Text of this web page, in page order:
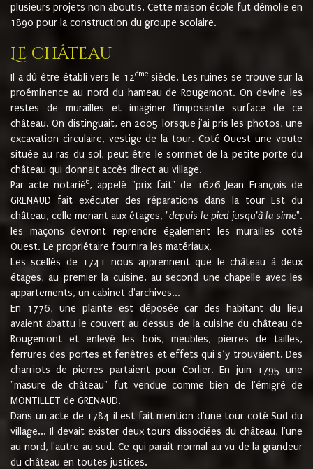
plusieurs projets non aboutis. Cette maison école fut démolie en
1890 pour la construction du groupe scolaire.
Le château
Il a dû être établi vers le 12èmesiècle. Les ruines se trouve sur la
proéminence au nord du hameau de Rougemont. On devine les
restes de murailles et imaginer l'imposante surface de ce
château. On distinguait, en 2005 lorsque j'ai pris les photos, une
excavation circulaire, vestige de la tour. Coté Ouest une voute
située au ras du sol, peut être le sommet de la petite porte du
château qui donnait accès direct au village.
Par acte notarié6, appelé "prix fait" de 1626 Jean François de
GRENAUD fait exécuter des réparations dans la tour Est du
château, celle menant aux étages, "depuis le pied jusqu'à la sime".
les maçons devront reprendre également les murailles coté
Ouest. Le propriétaire fournira les matériaux.
Les scellés de 1741 nous apprennent que le château à deux
étages, au premier la cuisine, au second une chapelle avec les
appartements, un cabinet d'archives...
En 1776, une plainte est déposée car des habitant du lieu
avaient abattu le couvert au dessus de la cuisine du château de
Rougemont et enlevé les bois, meubles, pierres de tailles,
ferrures des portes et fenêtres et effets qui s’y trouvaient. Des
charriots de pierres partaient pour Corlier. En juin 1795 une
"masure de château" fut vendue comme bien de l'émigré de
MONTILLET de GRENAUD.
Dans un acte de 1784 il est fait mention d'une tour coté Sud du
village... Il devait exister deux tours dissociées du château, l'une
au nord, l'autre au sud. Ce qui parait normal au vu de la grandeur
du château en toutes justices.